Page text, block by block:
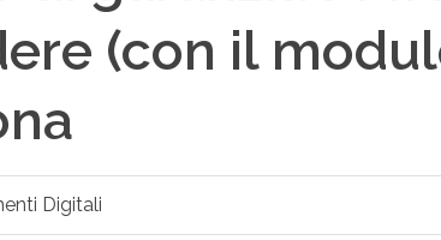
(con il
Digitali